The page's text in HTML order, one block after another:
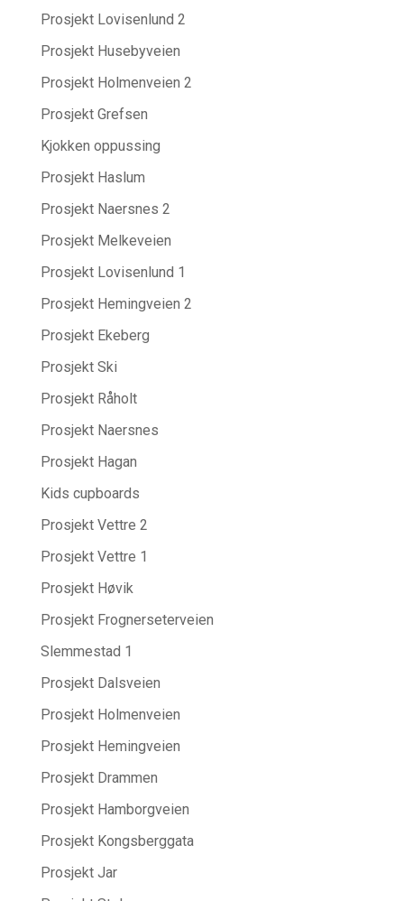
Prosjekt Lovisenlund 2
Prosjekt Husebyveien
Prosjekt Holmenveien 2
Prosjekt Grefsen
Kjokken oppussing
Prosjekt Haslum
Prosjekt Naersnes 2
Prosjekt Melkeveien
Prosjekt Lovisenlund 1
Prosjekt Hemingveien 2
Prosjekt Ekeberg
Prosjekt Ski
Prosjekt Råholt
Prosjekt Naersnes
Prosjekt Hagan
Kids cupboards
Prosjekt Vettre 2
Prosjekt Vettre 1
Prosjekt Høvik
Prosjekt Frognerseterveien
Slemmestad 1
Prosjekt Dalsveien
Prosjekt Holmenveien
Prosjekt Hemingveien
Prosjekt Drammen
Prosjekt Hamborgveien
Prosjekt Kongsberggata
Prosjekt Jar